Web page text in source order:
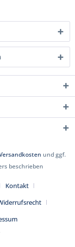
und ggf.
beschrieben
Kontakt